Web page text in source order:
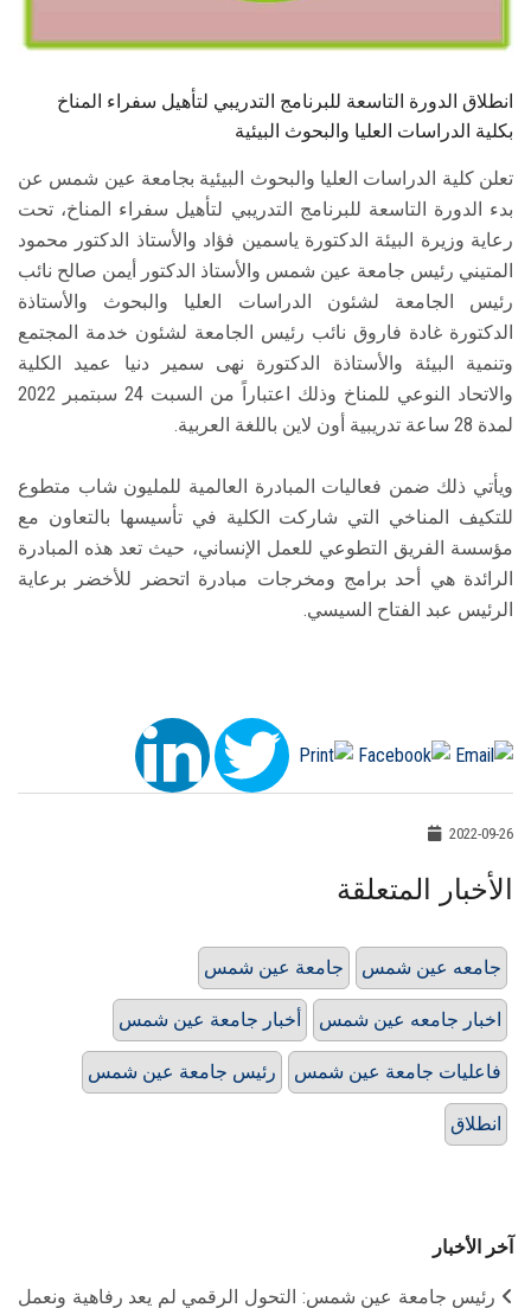
سجل الان
انطلاق الدورة التاسعة للبرنامج التدريبي لتأهيل سفراء المناخ
بكلية الدراسات العليا والبحوث البيئية
تعلن كلية الدراسات العليا والبحوث البيئية بجامعة عين شمس عن
بدء الدورة التاسعة للبرنامج التدريبي لتأهيل سفراء المناخ، تحت
رعاية وزيرة البيئة الدكتورة ياسمين فؤاد والأستاذ الدكتور محمود
المتيني رئيس جامعة عين شمس والأستاذ الدكتور أيمن صالح نائب
رئيس الجامعة لشئون الدراسات العليا والبحوث والأستاذة
الدكتورة غادة فاروق نائب رئيس الجامعة لشئون خدمة المجتمع
وتنمية البيئة والأستاذة الدكتورة نهى سمير دنيا عميد الكلية
والاتحاد النوعي للمناخ وذلك اعتباراً من السبت 24 سبتمبر 2022
لمدة 28 ساعة تدريبية أون لاين باللغة العربية.
ويأتي ذلك ضمن فعاليات المبادرة العالمية للمليون شاب متطوع
للتكيف المناخي التي شاركت الكلية في تأسيسها بالتعاون مع
مؤسسة الفريق التطوعي للعمل الإنساني، حيث تعد هذه المبادرة
الرائدة هي أحد برامج ومخرجات مبادرة اتحضر للأخضر برعاية
الرئيس عبد الفتاح السيسي.
2022-09-26
الأخبار المتعلقة
جامعة عين شمس جامعه عين شمس
أخبار جامعة عين شمس اخبار جامعه عين شمس
رئيس جامعة عين شمس فاعليات جامعة عين شمس
انطلاق
آخر الأخبار
رئيس جامعة عين شمس: التحول الرقمي لم يعد رفاهية ونعمل